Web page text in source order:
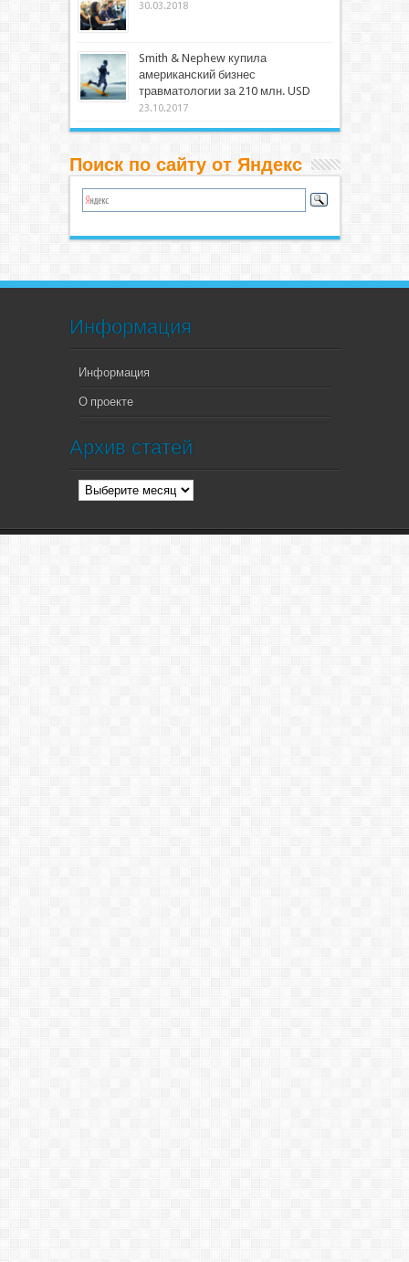
30.03.2018
Smith & Nephew купила
американский бизнес
травматологии за 210 млн. USD
23.10.2017
Поиск по сайту от Яндекс
Информация
Информация
О проекте
Архив статей
Архив
статей